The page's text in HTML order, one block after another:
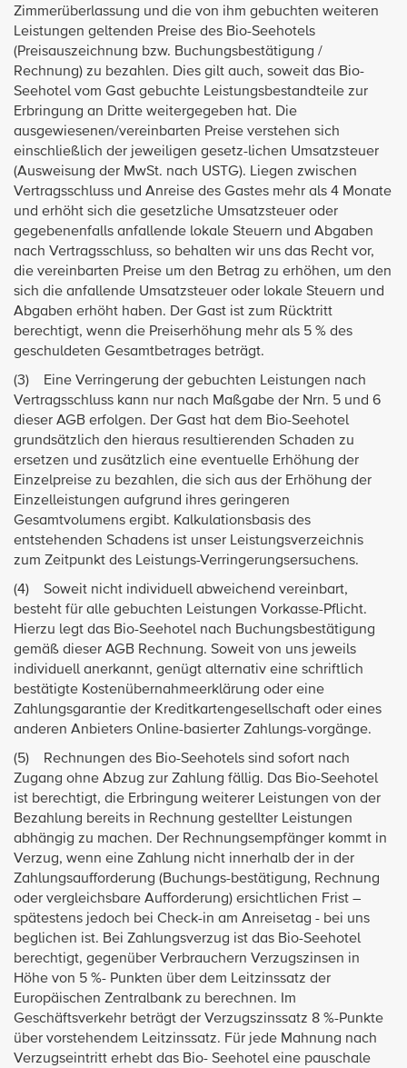
Zimmerüberlassung und die von ihm gebuchten weiteren
Leistungen geltenden Preise des Bio-Seehotels
(Preisauszeichnung bzw. Buchungsbestätigung /
Rechnung) zu bezahlen. Dies gilt auch, soweit das Bio-
Seehotel vom Gast gebuchte Leistungsbestandteile zur
Erbringung an Dritte weitergegeben hat. Die
ausgewiesenen/vereinbarten Preise verstehen sich
einschließlich der jeweiligen gesetz-lichen Umsatzsteuer
(Ausweisung der MwSt. nach USTG). Liegen zwischen
Vertragsschluss und Anreise des Gastes mehr als 4 Monate
und erhöht sich die gesetzliche Umsatzsteuer oder
gegebenenfalls anfallende lokale Steuern und Abgaben
nach Vertragsschluss, so behalten wir uns das Recht vor,
die vereinbarten Preise um den Betrag zu erhöhen, um den
sich die anfallende Umsatzsteuer oder lokale Steuern und
Abgaben erhöht haben. Der Gast ist zum Rücktritt
berechtigt, wenn die Preiserhöhung mehr als 5 % des
geschuldeten Gesamtbetrages beträgt.
(3) Eine Verringerung der gebuchten Leistungen nach
Vertragsschluss kann nur nach Maßgabe der Nrn. 5 und 6
dieser AGB erfolgen. Der Gast hat dem Bio-Seehotel
grundsätzlich den hieraus resultierenden Schaden zu
ersetzen und zusätzlich eine eventuelle Erhöhung der
Einzelpreise zu bezahlen, die sich aus der Erhöhung der
Einzelleistungen aufgrund ihres geringeren
Gesamtvolumens ergibt. Kalkulationsbasis des
entstehenden Schadens ist unser Leistungsverzeichnis
zum Zeitpunkt des Leistungs-Verringerungsersuchens.
(4) Soweit nicht individuell abweichend vereinbart,
besteht für alle gebuchten Leistungen Vorkasse-Pflicht.
Hierzu legt das Bio-Seehotel nach Buchungsbestätigung
gemäß dieser AGB Rechnung. Soweit von uns jeweils
individuell anerkannt, genügt alternativ eine schriftlich
bestätigte Kostenübernahmeerklärung oder eine
Zahlungsgarantie der Kreditkartengesellschaft oder eines
anderen Anbieters Online-basierter Zahlungs-vorgänge.
(5) Rechnungen des Bio-Seehotels sind sofort nach
Zugang ohne Abzug zur Zahlung fällig. Das Bio-Seehotel
ist berechtigt, die Erbringung weiterer Leistungen von der
Bezahlung bereits in Rechnung gestellter Leistungen
abhängig zu machen. Der Rechnungsempfänger kommt in
Verzug, wenn eine Zahlung nicht innerhalb der in der
Zahlungsaufforderung (Buchungs-bestätigung, Rechnung
oder vergleichsbare Aufforderung) ersichtlichen Frist –
spätestens jedoch bei Check-in am Anreisetag - bei uns
beglichen ist. Bei Zahlungsverzug ist das Bio-Seehotel
berechtigt, gegenüber Verbrauchern Verzugszinsen in
Höhe von 5 %- Punkten über dem Leitzinssatz der
Europäischen Zentralbank zu berechnen. Im
Geschäftsverkehr beträgt der Verzugszinssatz 8 %-Punkte
über vorstehendem Leitzinssatz. Für jede Mahnung nach
Verzugseintritt erhebt das Bio- Seehotel eine pauschale